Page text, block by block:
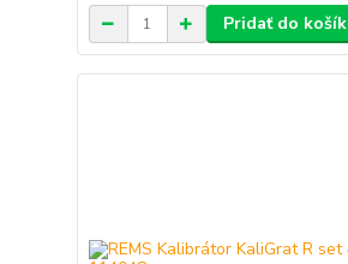
Pridať do